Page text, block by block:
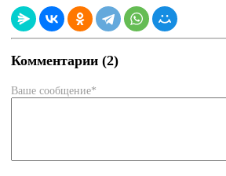
Комментарии (2)
Ваше сообщение*